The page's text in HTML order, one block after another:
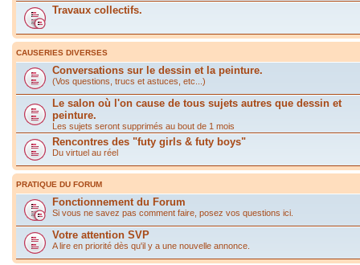
Travaux collectifs.
CAUSERIES DIVERSES
Conversations sur le dessin et la peinture.
(Vos questions, trucs et astuces, etc...)
Le salon où l'on cause de tous sujets autres que dessin et
peinture.
Les sujets seront supprimés au bout de 1 mois
Rencontres des "futy girls & futy boys"
Du virtuel au réel
PRATIQUE DU FORUM
Fonctionnement du Forum
Si vous ne savez pas comment faire, posez vos questions ici.
Votre attention SVP
A lire en priorité dès qu'il y a une nouvelle annonce.